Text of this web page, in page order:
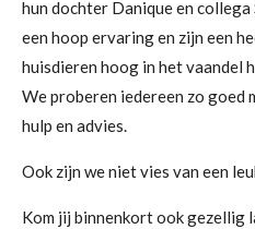
hun dochter Danique en collega
een hoop ervaring en zijn een
huisdieren hoog in het vaandel
We proberen iedereen zo goed
hulp en advies.
Ook zijn we niet vies van een
Kom jij binnenkort ook gezellig